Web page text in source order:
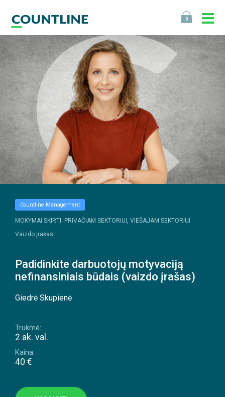
0
Countline Management
MOKYMAI SKIRTI: PRIVAČIAM SEKTORIUI, VIEŠAJAM SEKTORIUI
Vaizdo įrašas.
Padidinkite darbuotojų motyvaciją
nefinansiniais būdais (vaizdo įrašas)
Giedrė Skupienė
Trukmė:
2 ak. val.
Kaina:
40 €